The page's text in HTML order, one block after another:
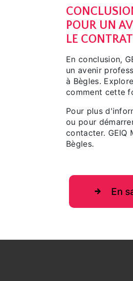
POUR UN
LE
En conclusion,
un avenir
à Bègles.
comment cette
Pour plus
ou pour
contacter. GEIQ
Bègles.
En